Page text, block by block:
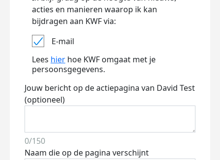
acties en manieren waarop ik kan
bijdragen aan KWF via:
E-mail
Lees hier hoe KWF omgaat met je
persoonsgegevens.
Jouw bericht op de actiepagina van David Test
(optioneel)
0/150
Naam die op de pagina verschijnt